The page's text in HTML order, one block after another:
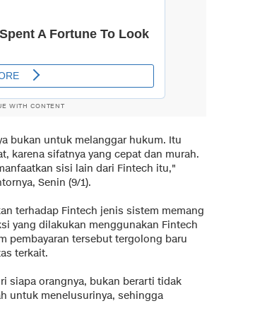
WITH CONTENT
bukan untuk melanggar hukum. Itu
karena sifatnya yang cepat dan murah.
sisi lain dari Fintech itu,"
Senin (9/1).
terhadap Fintech jenis sistem memang
yang dilakukan menggunakan Fintech
pembayaran tersebut tergolong baru
terkait.
siapa orangnya, bukan berarti tidak
untuk menelusurinya, sehingga